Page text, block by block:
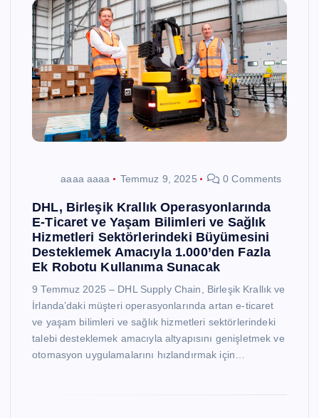
aaaa aaaa Temmuz 9, 2025 0 Comments
DHL, Birleşik Krallık Operasyonlarında
E-Ticaret ve Yaşam Bilimleri ve Sağlık
Hizmetleri Sektörlerindeki Büyümesini
Desteklemek Amacıyla 1.000’den Fazla
Ek Robotu Kullanıma Sunacak
9 Temmuz 2025 – DHL Supply Chain, Birleşik Krallık ve
İrlanda’daki müşteri operasyonlarında artan e-ticaret
ve yaşam bilimleri ve sağlık hizmetleri sektörlerindeki
talebi desteklemek amacıyla altyapısını genişletmek ve
otomasyon uygulamalarını hızlandırmak için…